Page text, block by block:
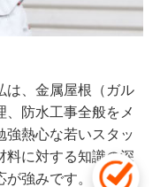
は、金属屋根（ガル
、防水工事全般をメ
強熱心な若いスタッ
料に対する知識の深
強みです。